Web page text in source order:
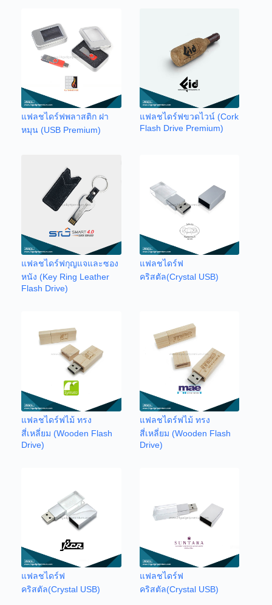
แฟลชไดร์ฟพลาสติก ฝา
หมุน (USB Premium)
แฟลชไดร์ฟขวดไวน์ (Cork
Flash Drive Premium)
แฟลชไดร์ฟกุญแจและซอง
หนัง (Key Ring Leather
Flash Drive)
แฟลชไดร์ฟ
คริสตัล(Crystal USB)
แฟลชไดร์ฟไม้ ทรง
สี่เหลี่ยม (Wooden Flash
Drive)
แฟลชไดร์ฟไม้ ทรง
สี่เหลี่ยม (Wooden Flash
Drive)
แฟลชไดร์ฟ
คริสตัล(Crystal USB)
แฟลชไดร์ฟ
คริสตัล(Crystal USB)